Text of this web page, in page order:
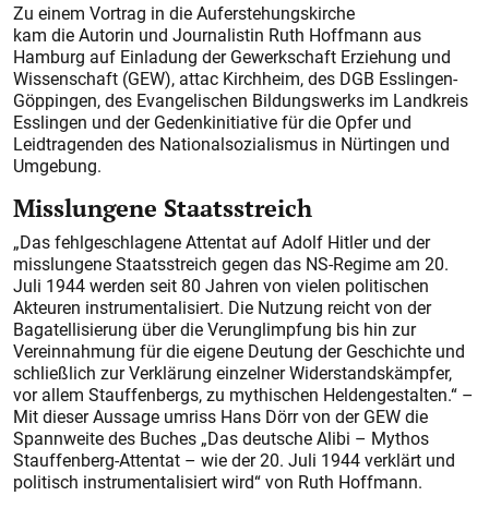
Zu einem Vortrag in die Auferstehungskirche
kam die Autorin und Journalis­tin Ruth Hoffmann aus
Hamburg auf Einladung der Gewerkschaft Erziehung und
Wissenschaft (GEW), attac Kirchheim, des DGB Esslingen-
Göppingen, des Evangelischen Bildungswerks im Landkreis
Esslingen und der Gedenkinitiative für die Opfer und
Leidtragenden des Nationalsozialismus in Nürtingen und
Umgebung.
Misslungene Staatsstreich
„Das fehlgeschlagene Attentat auf Adolf Hitler und der
misslungene Staatsstreich gegen das NS-Regime am 20.
Juli 1944 werden seit 80 Jahren von vielen politischen
Akteuren instrumentalisiert. Die Nutzung reicht von der
Bagatellisierung über die Verunglimpfung bis hin zur
Vereinnahmung für die eigene Deutung der Geschichte und
schließlich zur Verklärung einzelner Widerstandskämpfer,
vor allem Stauffenbergs, zu mythischen Heldengestalten.“ –
Mit dieser Aussage umriss Hans Dörr von der GEW die
Spannweite des Buches „Das deutsche Alibi – Mythos
Stauffenberg-Attentat – wie der 20. Juli 1944 verklärt und
politisch instrumentalisiert wird“ von Ruth Hoffmann.